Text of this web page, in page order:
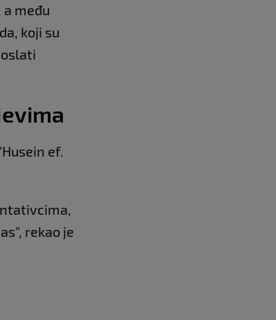
među
koji su
ef.
rekao je